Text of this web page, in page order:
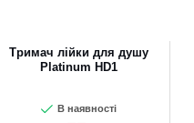
Тримач лійки для душу
Platinum HD1
В наявності